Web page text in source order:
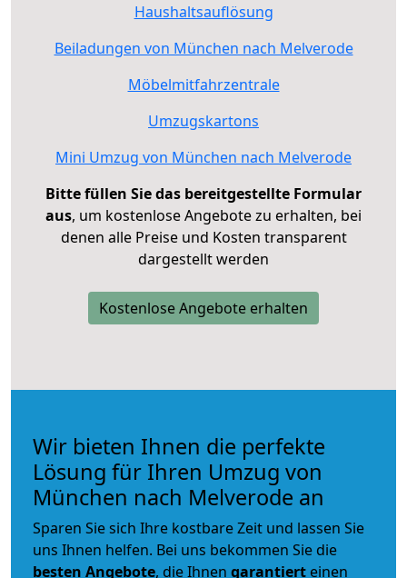
Haushaltsauflösung
Beiladungen von München nach Melverode
Möbelmitfahrzentrale
Umzugskartons
Mini Umzug von München nach Melverode
Bitte füllen Sie das bereitgestellte Formular
aus, um kostenlose Angebote zu erhalten, bei
denen alle Preise und Kosten transparent
dargestellt werden
Kostenlose Angebote erhalten
Wir bieten Ihnen die perfekte
Lösung für Ihren Umzug von
München nach Melverode an
Sparen Sie sich Ihre kostbare Zeit und lassen Sie
uns Ihnen helfen. Bei uns bekommen Sie die
besten Angebote, die Ihnen garantiert einen